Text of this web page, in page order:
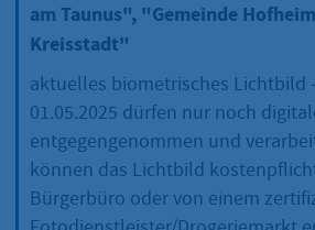
am Taunus", "Gemeinde
Kreisstadt"
aktuelles biometrisches Lichtbild
01.05.2025 dürfen nur noch
entgegengenommen und
können das Lichtbild
Bürgerbüro oder von einem